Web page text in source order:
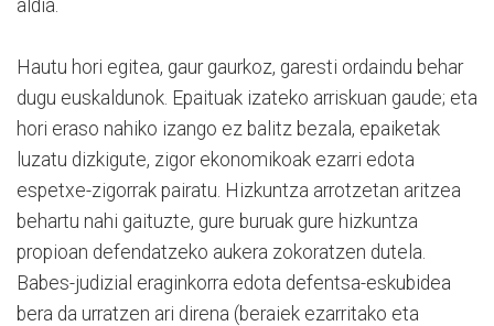
aldia.
Hautu hori egitea, gaur gaurkoz, garesti ordaindu behar
dugu euskaldunok. Epaituak izateko arriskuan gaude; eta
hori eraso nahiko izango ez balitz bezala, epaiketak
luzatu dizkigute, zigor ekonomikoak ezarri edota
espetxe-zigorrak pairatu. Hizkuntza arrotzetan aritzea
behartu nahi gaituzte, gure buruak gure hizkuntza
propioan defendatzeko aukera zokoratzen dutela.
Babes-judizial eraginkorra edota defentsa-eskubidea
bera da urratzen ari direna (beraiek ezarritako eta